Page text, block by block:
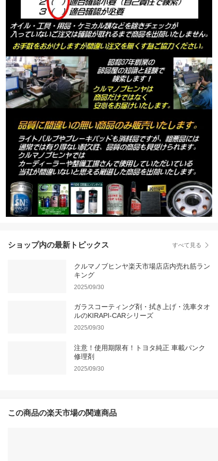
ショップ内の最新トピックス すべて見る
クルマノブヒンヤ楽天市場店店内売れ筋ラン
キング
2025/09/30
ガラスコーティング剤・拭き上げ・洗車タオ
ルのKIRAPI-CARシリーズ
2025/09/30
注意！使用期限有！トヨタ純正 車載パンク
修理剤
2025/09/30
この商品の楽天市場の関連商品